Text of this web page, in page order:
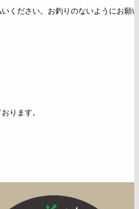
ください。お釣りのないようにお願
ります。